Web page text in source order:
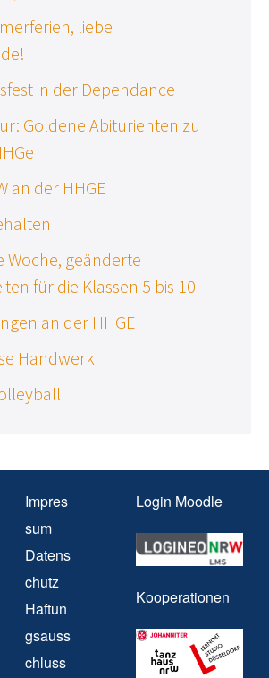
liebe
in der Dependance
Goldene Abiturienten zu
an der HHGE
Woche, geänderte
für die Klassen 5 bis 10
an der HHGE
Handwerk
Impres
sum
Datens
chutz
Haftun
gsauss
chluss
Login Moodle
Kooperationen